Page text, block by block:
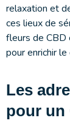
relaxation et
ces lieux de
fleurs de CBD
pour enrichir
Les
pour un